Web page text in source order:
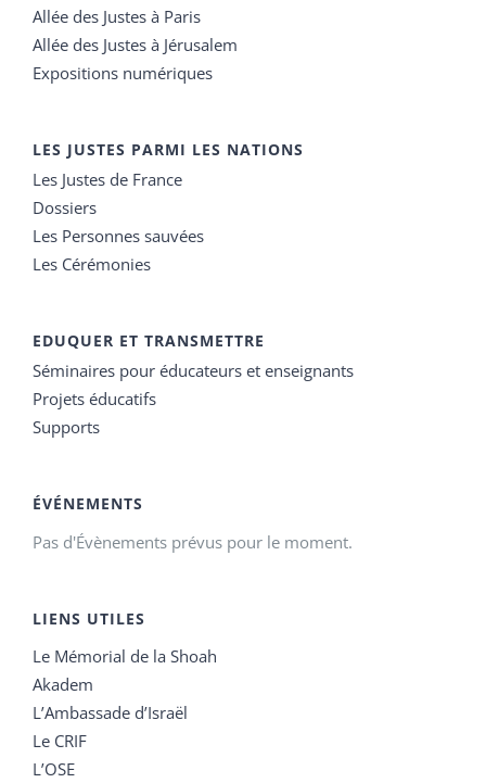
Allée des Justes à Paris
Allée des Justes à Jérusalem
Expositions numériques
LES JUSTES PARMI LES NATIONS
Les Justes de France
Dossiers
Les Personnes sauvées
Les Cérémonies
EDUQUER ET TRANSMETTRE
Séminaires pour éducateurs et enseignants
Projets éducatifs
Supports
ÉVÉNEMENTS
Pas d'Évènements prévus pour le moment.
LIENS UTILES
Le Mémorial de la Shoah
Akadem
L’Ambassade d’Israël
Le CRIF
L’OSE